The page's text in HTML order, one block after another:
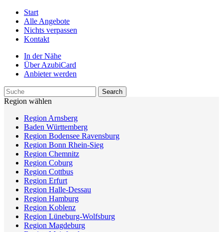
Start
Alle Angebote
Nichts verpassen
Kontakt
In der Nähe
Über AzubiCard
Anbieter werden
Region wählen
Region Arnsberg
Baden Württemberg
Region Bodensee Ravensburg
Region Bonn Rhein-Sieg
Region Chemnitz
Region Coburg
Region Cottbus
Region Erfurt
Region Halle-Dessau
Region Hamburg
Region Koblenz
Region Lüneburg-Wolfsburg
Region Magdeburg